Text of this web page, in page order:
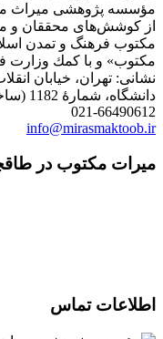
از كوشش‌های محققان و
مكتوب فرهنگ و تمدن
مكتوب» و با كمك وزارت
نشانی: تهران، خیابان
دانشگاه، شمارۀ 1182 (ساختمان فروردین)، طبقۀ دوم
021-66490612
info@mirasmaktoob.ir
میرات مکتوب در
اطلاعات تماس